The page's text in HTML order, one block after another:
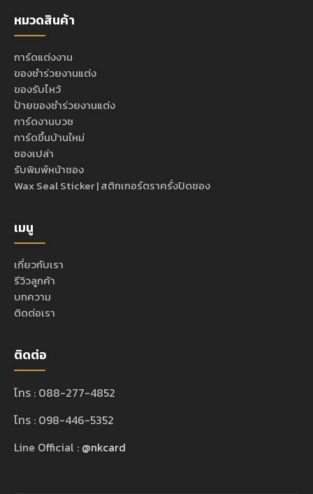
หมวดสินค้า
การ์ดแต่งงาน
ของชำร่วยงานแต่ง
ของรับไหว้
ป้ายของชำร่วยงานแต่ง
การ์ดงานบวช
การ์ดขึ้นบ้านใหม่
ซองเปล่า
รับพิมพ์หน้าซอง
Wax Seal Sticker | สติกเกอร์ตราครั่งปิดซอง
เมนู
เกี่ยวกับเรา
รีวิวลูกค้า
บทความ
ติดต่อเรา
ติดต่อ
โทร : 088-277-4852
โทร : 098-446-5352
Line Official : @nkcard